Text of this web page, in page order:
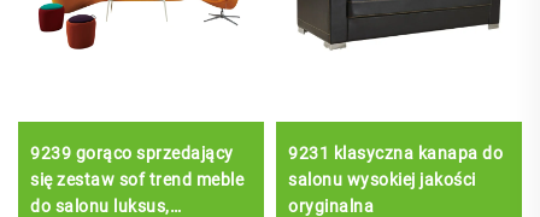
9239 gorąco sprzedający
się zestaw sof trend meble
do salonu luksus,
9231 klasyczna kanapa do
salonu wysokiej jakości
oryginalna